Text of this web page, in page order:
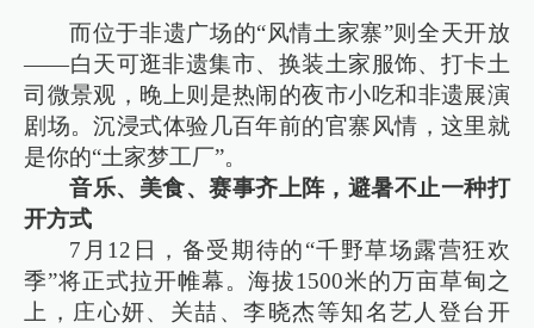
而位于非遗广场的“风情土家寨”则全天开放
——白天可逛非遗集市、换装土家服饰、打卡土
司微景观，晚上则是热闹的夜市小吃和非遗展演
剧场。沉浸式体验几百年前的官寨风情，这里就
是你的“土家梦工厂”。
音乐、美食、赛事齐上阵，避暑不止一种打
开方式
7月12日，备受期待的“千野草场露营狂欢
季”将正式拉开帷幕。海拔1500米的万亩草甸之
上，庄心妍、关喆、李晓杰等知名艺人登台开